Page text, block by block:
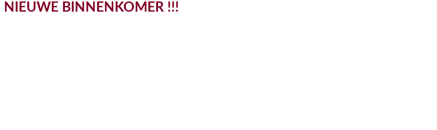
NIEUWE BINNENKOMER !!!